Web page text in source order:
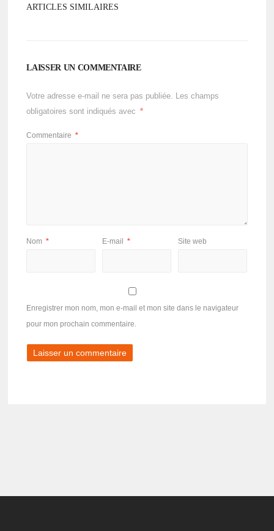
ARTICLES SIMILAIRES
LAISSER UN COMMENTAIRE
Votre adresse e-mail ne sera pas publiée. Les champs
obligatoires sont indiqués avec
*
Commentaire *
Nom * E-mail * Site web
Enregistrer mon nom, mon e-mail et mon site dans le navigateur
pour mon prochain commentaire.